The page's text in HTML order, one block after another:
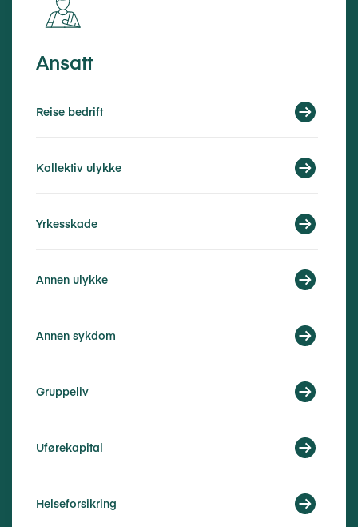
Ansatt
Reise bedrift
Kollektiv ulykke
Yrkesskade
Annen ulykke
Annen sykdom
Gruppeliv
Uførekapital
Helseforsikring